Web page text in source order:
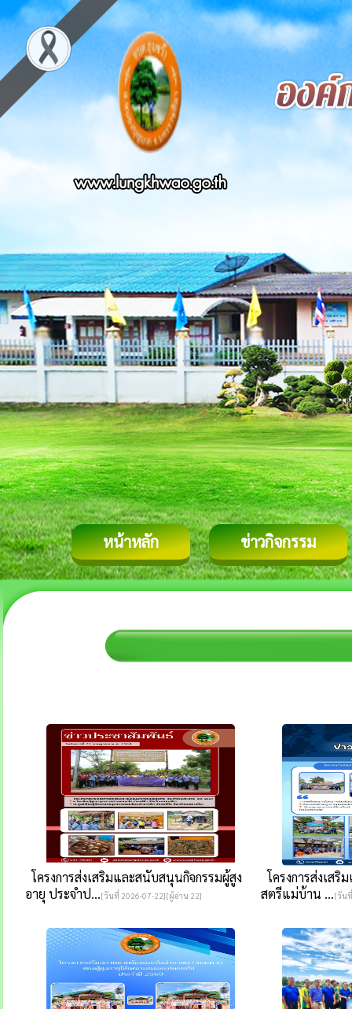
หน้าหลัก ข่าวกิจกรรม
โครงการส่งเสริมและสนับสนุนกิจกรรมผู้สูง
อายุ ประจำป...[วันที่ 2026-07-22][ผู้อ่าน 22]
โครงการส่งเส
สตรีแม่บ้าน ...[วัน